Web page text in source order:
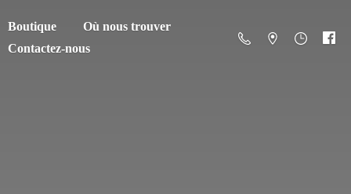
Boutique
Où nous trouver
Contactez-nous